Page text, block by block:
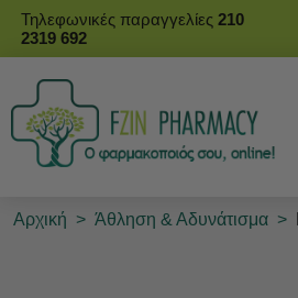
Τηλεφωνικές παραγγελίες 210
2319 692
Αρχική > Άθληση & Αδυνάτισμα >